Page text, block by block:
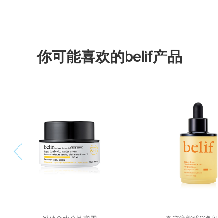
你可能喜欢的belif产品